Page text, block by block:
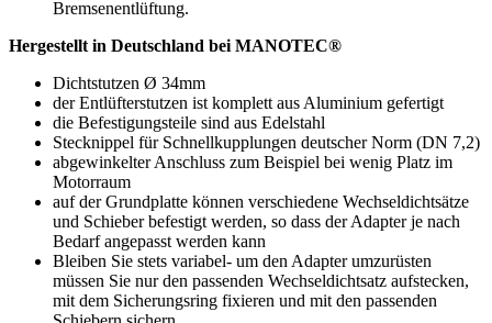
Bremsenentlüftung.
Hergestellt in Deutschland bei MANOTEC®
Dichtstutzen Ø 34mm
der Entlüfterstutzen ist komplett aus Aluminium gefertigt
die Befestigungsteile sind aus Edelstahl
Stecknippel für Schnellkupplungen deutscher Norm (DN 7,2)
abgewinkelter Anschluss zum Beispiel bei wenig Platz im
Motorraum
auf der Grundplatte können verschiedene Wechseldichtsätze
und Schieber befestigt werden, so dass der Adapter je nach
Bedarf angepasst werden kann
Bleiben Sie stets variabel- um den Adapter umzurüsten
müssen Sie nur den passenden Wechseldichtsatz aufstecken,
mit dem Sicherungsring fixieren und mit den passenden